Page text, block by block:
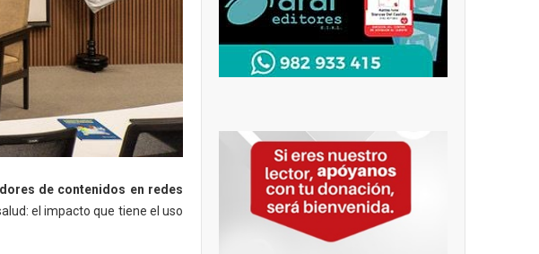
de contenidos en redes
el impacto que tiene el uso